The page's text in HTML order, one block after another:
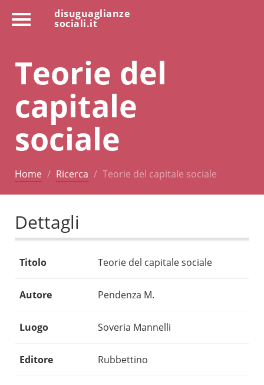
disuguaglianze
sociali.it
Teorie del
capitale
sociale
Home Ricerca Teorie del capitale sociale
Dettagli
Titolo Teorie del capitale sociale
Autore Pendenza M.
Luogo Soveria Mannelli
Editore Rubbettino